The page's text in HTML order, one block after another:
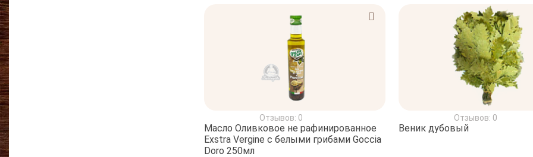
Отзывов: 0
Масло Оливковое не рафинированное
Exstra Vergine с белыми грибами Goccia
Doro 250мл
Отзывов: 0
Веник дубовый